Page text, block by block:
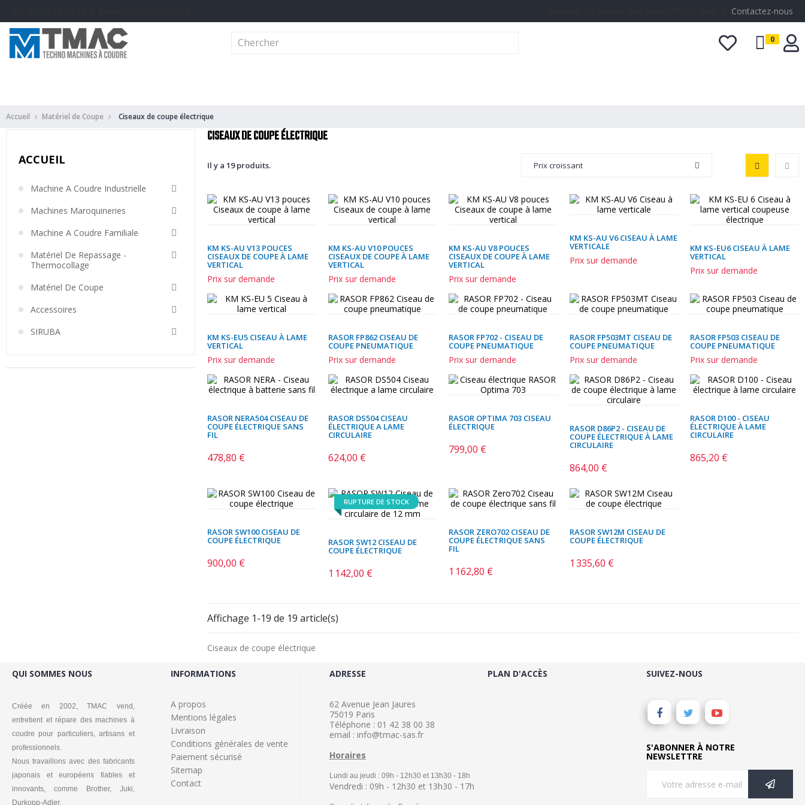
Contactez-nous
0
Accueil Matériel de Coupe Ciseaux de coupe électrique
ACCUEIL
Machine A Coudre Industrielle
Machines Maroquineries
Machine A Coudre Familiale
Matériel De Repassage -
Thermocollage
Matériel De Coupe
Accessoires
SIRUBA
CISEAUX DE COUPE ÉLECTRIQUE
Il y a 19 produits. Prix croissant
KM KS-AU V13 POUCES
CISEAUX DE COUPE À LAME
VERTICAL
Prix sur demande
KM KS-AU V10 POUCES
CISEAUX DE COUPE À LAME
VERTICAL
Prix sur demande
KM KS-AU V8 POUCES
CISEAUX DE COUPE À LAME
VERTICAL
Prix sur demande
KM KS-AU V6 CISEAU À LAME
VERTICALE
Prix sur demande
KM KS-EU6 CISEAU À LAME
VERTICAL
Prix sur demande
KM KS-EU5 CISEAU À LAME
VERTICAL
Prix sur demande
RASOR FP862 CISEAU DE
COUPE PNEUMATIQUE
Prix sur demande
RASOR FP702 - CISEAU DE
COUPE PNEUMATIQUE
Prix sur demande
RASOR FP503MT CISEAU DE
COUPE PNEUMATIQUE
Prix sur demande
RASOR FP503 CISEAU DE
COUPE PNEUMATIQUE
Prix sur demande
RASOR NERA504 CISEAU DE
COUPE ÉLECTRIQUE SANS
FIL
Prix
478,80 €
RASOR DS504 CISEAU
ÉLECTRIQUE A LAME
CIRCULAIRE
Prix
624,00 €
RASOR OPTIMA 703 CISEAU
ÉLECTRIQUE
Prix
799,00 €
RASOR D86P2 - CISEAU DE
COUPE ÉLECTRIQUE À LAME
CIRCULAIRE
Prix
864,00 €
RASOR D100 - CISEAU
ÉLECTRIQUE À LAME
CIRCULAIRE
Prix
865,20 €
RASOR SW100 CISEAU DE
COUPE ÉLECTRIQUE
Prix
900,00 €
RUPTURE DE STOCK
RASOR SW12 CISEAU DE
COUPE ÉLECTRIQUE
Prix
1 142,00 €
RASOR ZERO702 CISEAU DE
COUPE ÉLECTRIQUE SANS
FIL
Prix
1 162,80 €
RASOR SW12M CISEAU DE
COUPE ÉLECTRIQUE
Prix
1 335,60 €
Affichage 1-19 de 19 article(s)
Ciseaux de coupe électrique
QUI SOMMES NOUS
Créée en 2002, TMAC vend,
entretient et répare des machines à
coudre pour particuliers, artisans et
professionnels.
Nous travaillons avec des fabricants
japonais et européens fiables et
innovants, comme Brother, Juki,
Durkopp-Adler.
INFORMATIONS
A propos
Mentions légales
Livraison
Conditions générales de vente
Paiement sécurisé
Sitemap
Contact
ADRESSE
62 Avenue Jean Jaures
75019 Paris
Téléphone : 01 42 38 00 38
email : info@tmac-sas.fr
Horaires
Lundi au jeudi : 09h - 12h30 et 13h30 - 18h
Vendredi : 09h - 12h30 et 13h30 - 17h
PLAN D'ACCÈS SUIVEZ-NOUS
S'ABONNER À NOTRE
NEWSLETTRE